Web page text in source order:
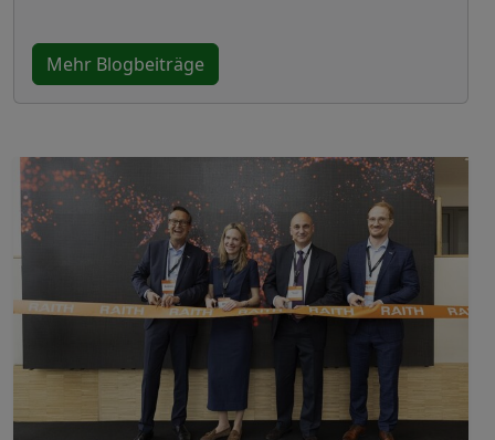
Mehr Blogbeiträge